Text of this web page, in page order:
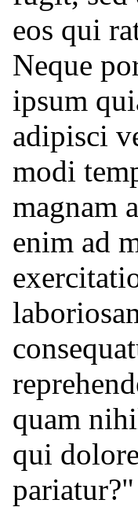
eos qui
Neque
ipsum
adipisci
modi
magnam
enim ad
quam
qui
pariatur?"